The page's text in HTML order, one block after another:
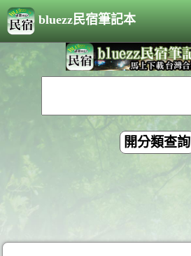
bluezz民宿筆記本
開分類查詢